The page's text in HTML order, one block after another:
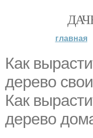
главная
Как
дерево
Как
дерево